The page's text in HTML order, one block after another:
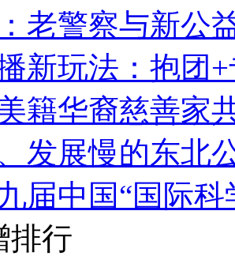
老警察与新公
新玩法：抱团
籍华裔慈善家
发展慢的东北
届中国“国际
排行